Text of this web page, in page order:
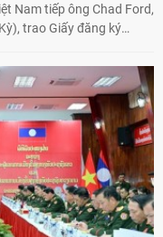
Nam tiếp ông Chad Ford,
trao Giấy đăng ký
"Mở rộng Thương mại
Hoa Kỳ - Việt Nam",
hiện đại hóa nông nghiệp
hai nước.